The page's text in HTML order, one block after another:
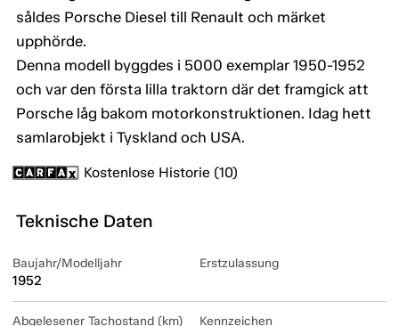
såldes Porsche Diesel till Renault och märket
upphörde.
Denna modell byggdes i 5000 exemplar 1950-1952
och var den första lilla traktorn där det framgick att
Porsche låg bakom motorkonstruktionen. Idag hett
samlarobjekt i Tyskland och USA.
Kostenlose Historie (10)
Teknische Daten
Baujahr/Modelljahr
1952
Erstzulassung
Abgelesener Tachostand (km) Kennzeichen